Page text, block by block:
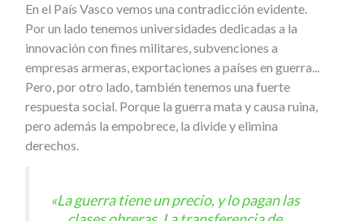
En el País Vasco vemos una contradicción evidente.
Por un lado tenemos universidades dedicadas a la
innovación con fines militares, subvenciones a
empresas armeras, exportaciones a países en guerra...
Pero, por otro lado, también tenemos una fuerte
respuesta social. Porque la guerra mata y causa ruina,
pero además la empobrece, la divide y elimina
derechos.
«La guerra tiene un precio, y lo pagan las